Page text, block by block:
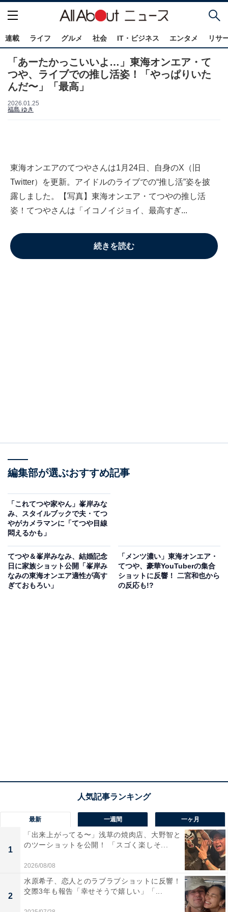
連載 ライフ グルメ 社会 IT・ビジネス エンタメ リサ
「あーたかっこいいよ…」東海オンエア・て
つや、ライブでの推し活姿！「やっぱりいた
んだ〜」「最高」
2026.01.25
福島 ゆき
東海オンエアのてつやさんは1月24日、自身のX（旧
Twitter）を更新。アイドルのライブでの“推し活”姿を披
露しました。【写真】東海オンエア・てつやの推し活
姿！てつやさんは「イコノイジョイ、最高すぎ...
続きを読む
編集部が選ぶおすすめ記事
「これてつや家やん」峯岸みな
み、スタイルブックで夫・てつ
やがカメラマンに「てつや目線
悶えるかも」
てつや＆峯岸みなみ、結婚記念
日に家族ショット公開「峯岸み
なみの東海オンエア適性が高す
ぎておもろい」
「メンツ濃い」東海オンエア・
てつや、豪華YouTuberの集合
ショットに反響！ 二宮和也から
の反応も!?
最新 一週間 一ヶ月
1
「出来上がってる〜」浅草の焼肉店、大野智と
のツーショットを公開！ 「スゴく楽しそ...
2026/08/08
2
水原希子、恋人とのラブラブショットに反響！
交際3年も報告「幸せそうで嬉しい」「...